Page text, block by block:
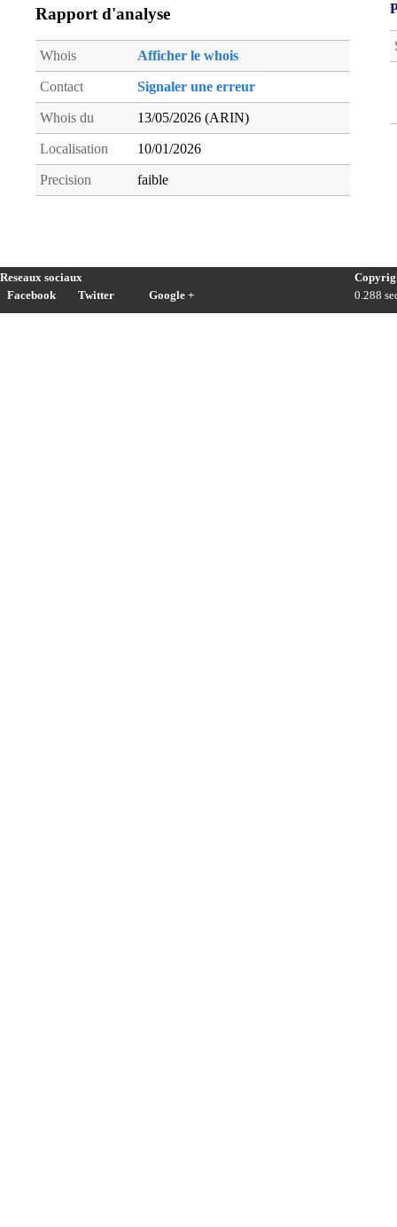
Rapport d'analyse
Whois Afficher le whois
Contact Signaler une erreur
Whois du 13/05/2026 (ARIN)
Localisation 10/01/2026
Precision faible
Reseaux sociaux
Facebook
Twitter Google +
0.288